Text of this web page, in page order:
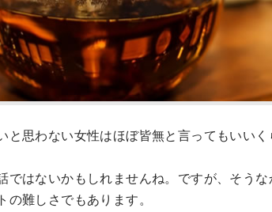
と思わない女性はほぼ皆無と言ってもいいく
ではないかもしれませんね。ですが、そうな
の難しさでもあります。